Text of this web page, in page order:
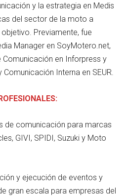
y la estrategia en Medis
del sector de la moto a
Previamente, fue
Manager en SoyMotero.net,
en Inforpress y
Interna en SEUR.
de comunicación para marcas
GIVI, SPIDI, Suzuki y Moto
y ejecución de eventos y
gran escala para empresas del